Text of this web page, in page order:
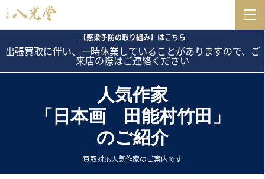
【感染予防の取り組み】はこちら
出張買取に伴い、一時休業していることがありますので、ご
来店の際はご連絡ください
人気作家
「日本画 田能村竹田」
のご紹介
買取対応人気作家のご案内です